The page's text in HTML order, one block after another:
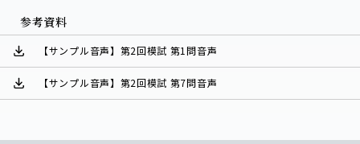
参考資料
【サンプル音声】第2回模試 第1問音声
【サンプル音声】第2回模試 第7問音声